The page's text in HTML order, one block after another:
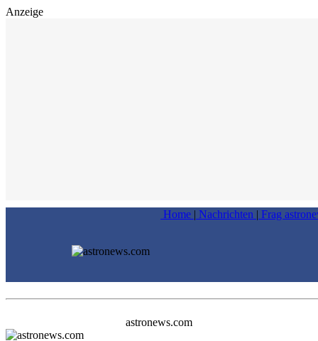
Anzeige
Home | Nachrichten | Frag
astronews.com